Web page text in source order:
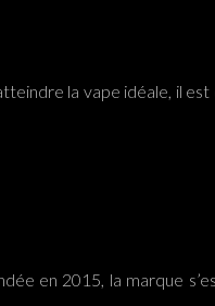
la vape idéale, il
en 2015, la marque